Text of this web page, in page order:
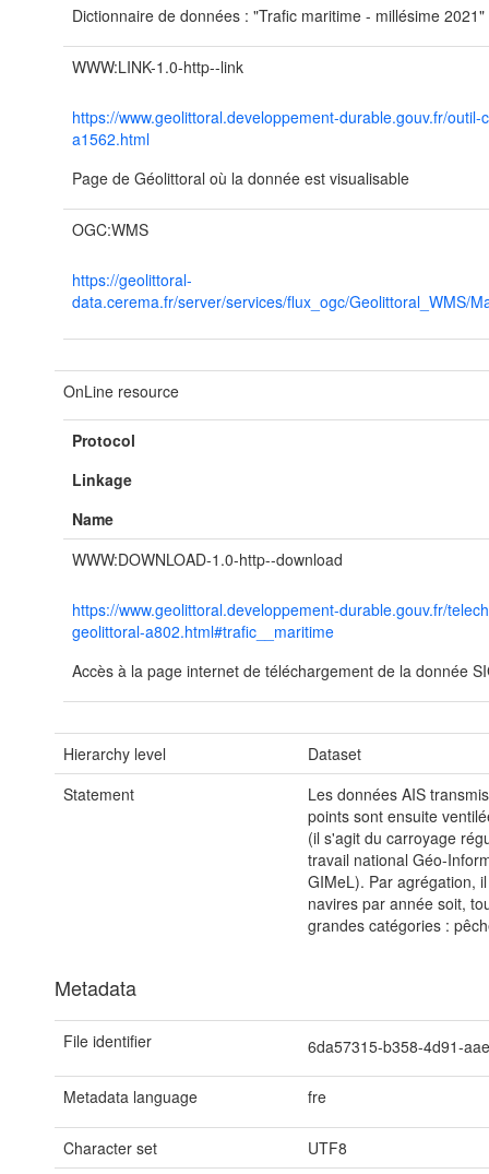
Dictionnaire de données : "Trafic maritime - millésime 2021"
WWW:LINK-1.0-http--link
https://www.geolittoral.developpement-durable.gouv.fr/
a1562.html
Page de Géolittoral où la donnée est visualisable
OGC:WMS
https://geolittoral-
data.cerema.fr/server/services/flux_ogc/Geolittoral_WMS/
OnLine resource
Protocol
Linkage
Name
WWW:DOWNLOAD-1.0-http--download
https://www.geolittoral.developpement-durable.gouv.fr/
geolittoral-a802.html#trafic__maritime
Accès à la page internet de téléchargement de la donnée
Hierarchy level
Dataset
Statement
Les données AIS
points sont ensuite
(il s'agit du carroyage
travail national Géo-
GIMeL). Par agrégation,
navires par année soit,
grandes catégories :
Metadata
File identifier 6da57315-b358-4d91-
Metadata language fre
Character set
UTF8